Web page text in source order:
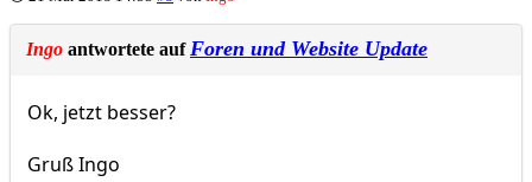
Ingo antwortete aufForen und Website Update
Ok, jetzt besser?
Gruß Ingo